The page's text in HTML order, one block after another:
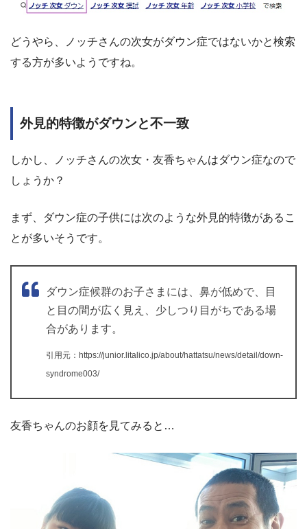
どうやら、ノッチさんの次女がダウン症ではないかと検索
する方が多いようですね。
外見的特徴がダウンと不一致
しかし、ノッチさんの次女・友香ちゃんはダウン症なので
しょうか？
まず、ダウン症の子供には次のような外見的特徴があるこ
とが多いそうです。
ダウン症候群のお子さまには、鼻が低めで、目
と目の間が広く見え、少しつり目がちである場
合があります。
引用元：https://junior.litalico.jp/about/hattatsu/news/detail/down-
syndrome003/
友香ちゃんのお顔を見てみると…